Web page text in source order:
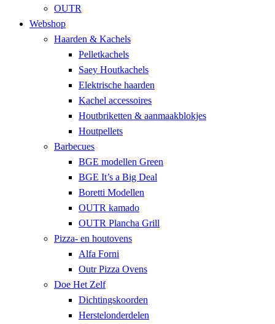
OUTR
Webshop
Haarden & Kachels
Pelletkachels
Saey Houtkachels
Elektrische haarden
Kachel accessoires
Houtbriketten & aanmaakblokjes
Houtpellets
Barbecues
BGE modellen Green
BGE It’s a Big Deal
Boretti Modellen
OUTR kamado
OUTR Plancha Grill
Pizza- en houtovens
Alfa Forni
Outr Pizza Ovens
Doe Het Zelf
Dichtingskoorden
Herstelonderdelen